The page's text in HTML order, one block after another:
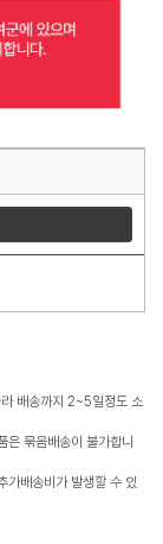
배송까지 2~5일정도 소
은 묶음배송이 불가합니
가배송비가 발생할 수 있